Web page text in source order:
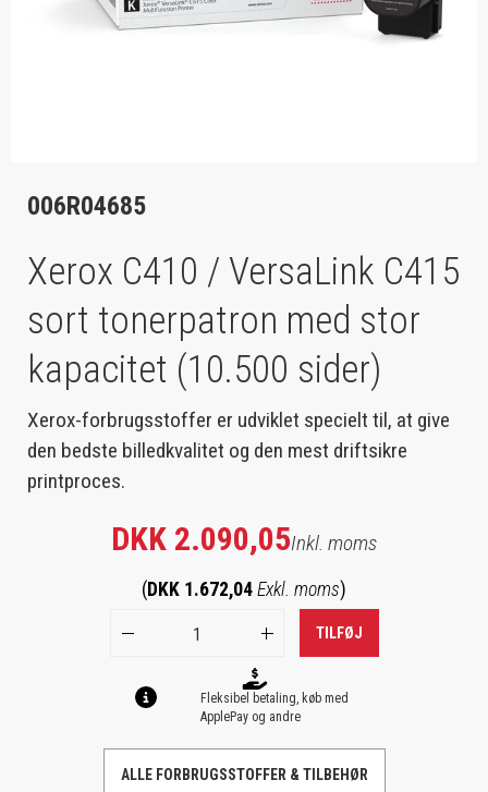
006R04685
Xerox C410 / VersaLink C415
sort tonerpatron med stor
kapacitet (10.500 sider)
Xerox-forbrugsstoffer er udviklet specielt til, at give
den bedste billedkvalitet og den mest driftsikre
printproces.
DKK 2.090,05Inkl. moms
( DKK 1.672,04 Exkl. moms)
TILFØJ
Fleksibel betaling, køb med
ApplePay og andre
ALLE FORBRUGSSTOFFER & TILBEHØR